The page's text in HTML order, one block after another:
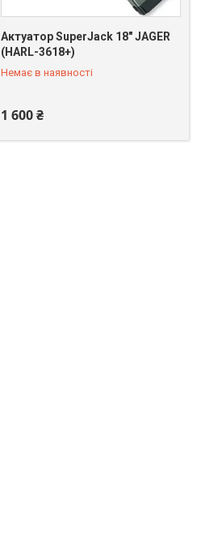
Актуатор SuperJack 18" JAGER
(HARL-3618+)
Немає в наявності
1 600 ₴